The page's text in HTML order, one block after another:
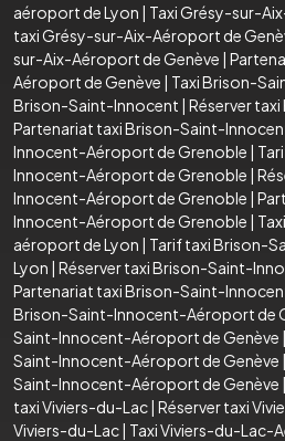
aéroport de Lyon | Taxi Grésy-sur-
taxi Grésy-sur-Aix-Aéroport de
sur-Aix-Aéroport de Genève |
Aéroport de Genève | Taxi Brison-
Brison-Saint-Innocent | Réserver
Partenariat taxi Brison-Saint-
Innocent-Aéroport de Grenoble |
Innocent-Aéroport de Grenoble |
Innocent-Aéroport de Grenoble |
Innocent-Aéroport de Grenoble |
aéroport de Lyon | Tarif taxi Brison-
Lyon | Réserver taxi Brison-Saint-
Partenariat taxi Brison-Saint-
Brison-Saint-Innocent-Aéroport de
Saint-Innocent-Aéroport de Genève |
Saint-Innocent-Aéroport de Genève |
Saint-Innocent-Aéroport de Genève |
taxi Viviers-du-Lac| Réserver taxi
Viviers-du-Lac| Taxi Viviers-du-Lac-